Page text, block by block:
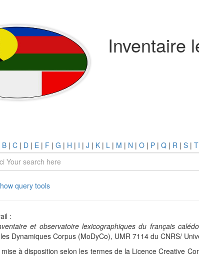
Inventaire
B | C | D | E | F | G | H | I | J | K | L | M | N | O | P | Q | R | S | T
query tools
:
et observatoire lexicographiques du français
Dynamiques Corpus (MoDyCo), UMR 7114 du CNRS/
à disposition selon les termes de la Licence Creative